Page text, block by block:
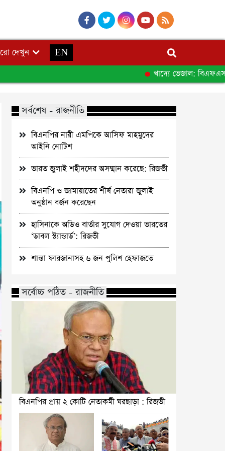
দেখুন
EN
খাদ্যে ভেজাল: বিএফএসএর
সর্বশেষ - রাজনীতি
বিএনপির নারী এমপিকে আসিফ মাহমুদের
আইনি নোটিশ
ভারত জুলাই শহীদদের অসম্মান করেছে: রিজভী
বিএনপি ও জামায়াতের শীর্ষ নেতারা জুলাই
অনুষ্ঠান বর্জন করেছেন
হাসিনাকে অডিও বার্তার সুযোগ দেওয়া ভারতের
‘ডাবল স্ট্যান্ডার্ড’: রিজভী
শান্তা ফারজানাসহ ৬ জন পুলিশ হেফাজতে
সর্বোচ্চ পঠিত - রাজনীতি
বিএনপির প্রায় ২ কোটি নেতাকর্মী ঘরছাড়া : রিজভী